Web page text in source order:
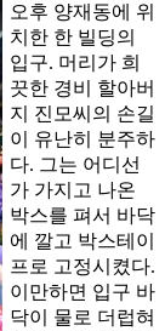
오후 양재동에 위
치한 한 빌딩의
입구. 머리가 희
끗한 경비 할아버
지 진모씨의 손길
이 유난히 분주하
다. 그는 어디선
가 가지고 나온
박스를 펴서 바닥
에 깔고 박스테이
프로 고정시켰다.
이만하면 입구 바
닥이 물로 더럽혀